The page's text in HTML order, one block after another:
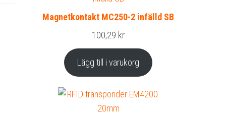
Magnetkontakt MC250-2 infälld SB
100,29 kr
Lägg till i varukorg